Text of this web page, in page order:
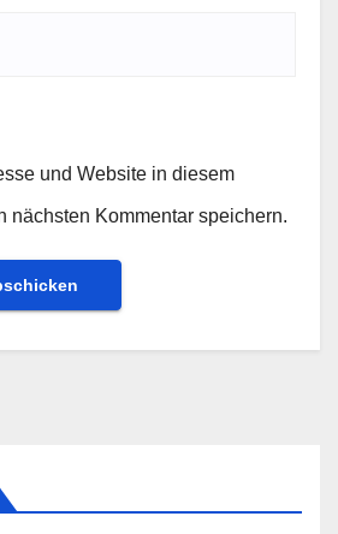
und Website in diesem
nächsten Kommentar speichern.